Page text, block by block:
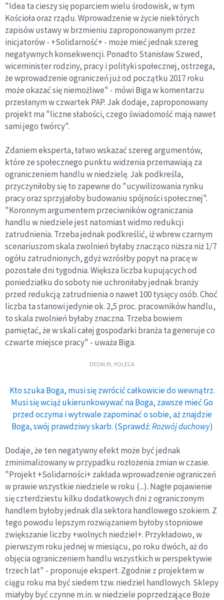
"Idea ta cieszy się poparciem wielu środowisk, w tym
Kościoła oraz rządu. Wprowadzenie w życie niektórych
zapisów ustawy w brzmieniu zaproponowanym przez
inicjatorów - +Solidarność+ - może mieć jednak szereg
negatywnych konsekwencji. Ponadto Stanisław Szwed,
wiceminister rodziny, pracy i polityki społecznej, ostrzega,
że wprowadzenie ograniczeń już od początku 2017 roku
może okazać się niemożliwe" - mówi Biga w komentarzu
przesłanym w czwartek PAP. Jak dodaje, zaproponowany
projekt ma "liczne słabości, czego świadomość mają nawet
sami jego twórcy".
Zdaniem eksperta, łatwo wskazać szereg argumentów,
które ze społecznego punktu widzenia przemawiają za
ograniczeniem handlu w niedzielę. Jak podkreśla,
przyczyniłoby się to zapewne do "ucywilizowania rynku
pracy oraz sprzyjałoby budowaniu spójności społecznej".
"Koronnym argumentem przeciwników ograniczania
handlu w niedziele jest natomiast widmo redukcji
zatrudnienia. Trzeba jednak podkreślić, iż wbrew czarnym
scenariuszom skala zwolnień byłaby znacząco niższa niż 1/7
ogółu zatrudnionych, gdyż wzrósłby popyt na pracę w
pozostałe dni tygodnia. Większa liczba kupujących od
poniedziałku do soboty nie uchroniłaby jednak branży
przed redukcją zatrudnienia o nawet 100 tysięcy osób. Choć
liczba ta stanowi jedynie ok. 2,5 proc. pracowników handlu,
to skala zwolnień byłaby znaczna. Trzeba bowiem
pamiętać, że w skali całej gospodarki branża ta generuje co
czwarte miejsce pracy" - uważa Biga.
DEON.PL POLECA
Kto szuka Boga, musi się zwrócić całkowicie do wewnątrz.
Musi się wciąż ukierunkowywać na Boga, zawsze mieć Go
przed oczyma i wytrwale zapominać o sobie, aż znajdzie
Boga, swój prawdziwy skarb. (Sprawdź:Rozwój duchowy)
Dodaje, że ten negatywny efekt może być jednak
zminimalizowany w przypadku rozłożenia zmian w czasie.
"Projekt +Solidarności+ zakłada wprowadzenie ograniczeń
w prawie wszystkie niedziele w roku (...). Nagłe pojawienie
się czterdziestu kilku dodatkowych dni z ograniczonym
handlem byłoby jednak dla sektora handlowego szokiem. Z
tego powodu lepszym rozwiązaniem byłoby stopniowe
zwiększanie liczby +wolnych niedziel+. Przykładowo, w
pierwszym roku jednej w miesiącu, po roku dwóch, aż do
objęcia ograniczeniem handlu wszystkich w perspektywie
trzech lat" - proponuje ekspert. Zgodnie z projektem w
ciągu roku ma być siedem tzw. niedziel handlowych. Sklepy
miałyby być czynne m.in. w niedziele poprzedzające Boże